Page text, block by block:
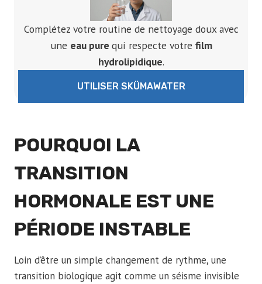
Complétez votre routine de nettoyage doux avec
une eau pure qui respecte votre film
hydrolipidique.
UTILISER SKÜMAWATER
POURQUOI LA
TRANSITION
HORMONALE EST UNE
PÉRIODE INSTABLE
Loin d’être un simple changement de rythme, une
transition biologique agit comme un séisme invisible